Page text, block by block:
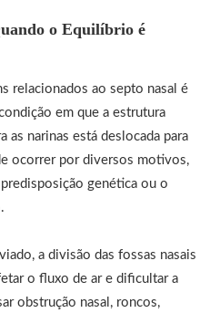
o Equilíbrio é
relacionados ao septo nasal é
em que a estrutura
as narinas está deslocada para
ocorrer por diversos motivos,
genética ou o
a divisão das fossas nasais
o fluxo de ar e dificultar a
obstrução nasal, roncos,